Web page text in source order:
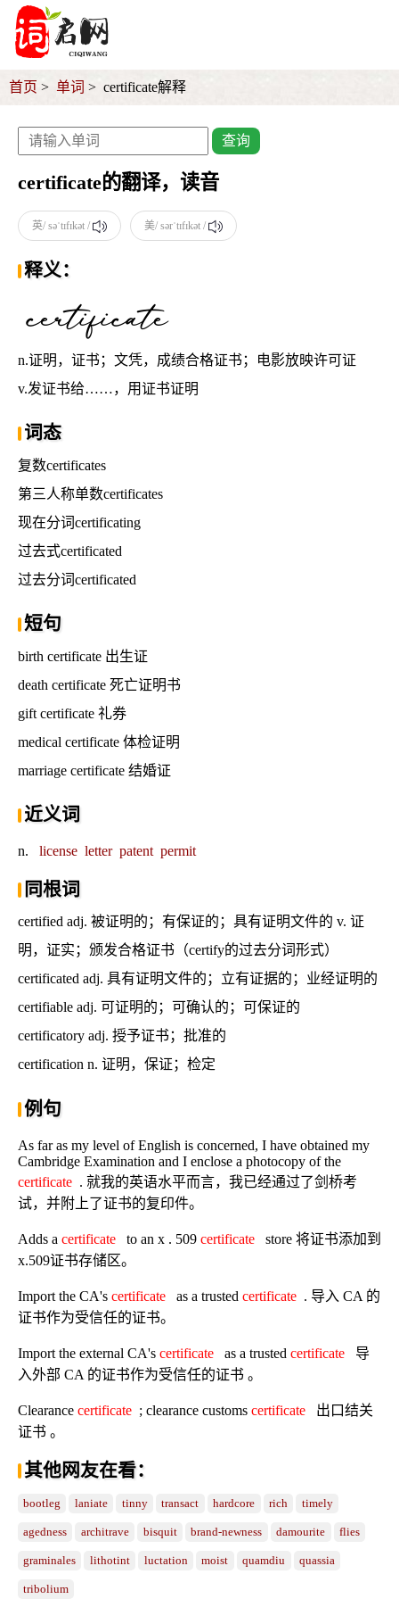
首页 单词 certificate解释
查询
certificate的翻译，读音
英/ səˈtɪfɪkət / 美/ sərˈtɪfɪkət /
释义：
n.证明，证书；文凭，成绩合格证书；电影放映许可证
v.发证书给……，用证书证明
词态
复数certificates
第三人称单数certificates
现在分词certificating
过去式certificated
过去分词certificated
短句
birth certificate 出生证
death certificate 死亡证明书
gift certificate 礼券
medical certificate 体检证明
marriage certificate 结婚证
近义词
n. license letter patent permit
同根词
certified adj. 被证明的；有保证的；具有证明文件的 v. 证
明，证实；颁发合格证书（certify的过去分词形式）
certificated adj. 具有证明文件的；立有证据的；业经证明的
certifiable adj. 可证明的；可确认的；可保证的
certificatory adj. 授予证书；批准的
certification n. 证明，保证；检定
例句
As far as my level of English is concerned, I have obtained my
Cambridge Examination and I enclose a photocopy of the
certificate . 就我的英语水平而言，我已经通过了剑桥考
试，并附上了证书的复印件。
Adds a certificate to an x . 509 certificate
store 将证书添加到
x.509证书存储区。
Import the CA's certificate as a trusted certificate . 导入 CA 的
证书作为受信任的证书。
Import the external CA's certificate as a trusted certificate
导
入外部 CA 的证书作为受信任的证书 。
Clearance certificate ; clearance customs certificate
出口结关
证书 。
其他网友在看：
bootleg laniate tinny transact hardcore rich timely
agedness architrave bisquit brand-newness damourite flies
graminales lithotint luctation moist quamdiu quassia
tribolium